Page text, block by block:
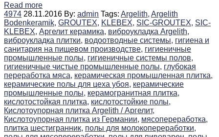
Read more
4974 28.11.2016 By: admin Tags: Argelith, Argelith
Bodenkeramik, GROUTEX, KLEBEX, SIC-GROUTEX, SIC-
KLEBEX, Аргелит керамика, виброукладка Argelith,
виброукладка плитки, водоотводные системы, гигиена и
санитария на пищевом производстве, гигиеничные
промышленные полы, гигиеничные системы полов,
гигиеничные чистые промышленные полы, глубокая
переработка мяса, керамическая промышленная плитка,
керамические полы для цеха убоя, керамические
промышленные полы, керамогранитная плитка,
кислотостойкая плитка, кислотостойкие полы,
Кислотоупорная плитка Argelith / Аргелит,
Кислотоупорная плитка из Германии, мясопереработка,
плитка шестигранник, полы для молокопереработки,